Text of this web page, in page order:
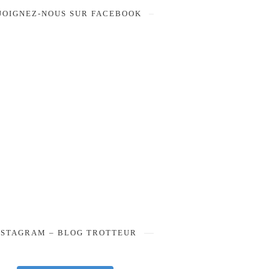
NOUS SUR FACEBOOK
– BLOG TROTTEUR